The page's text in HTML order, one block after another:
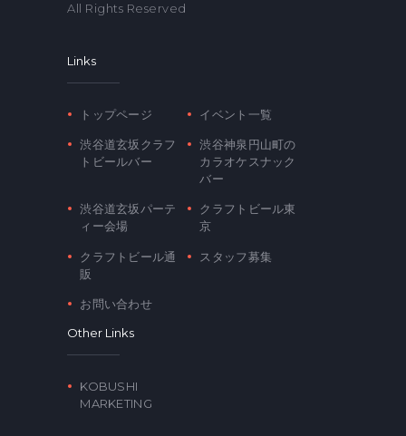
All Rights Reserved
Links
トップページ イベント一覧
渋谷道玄坂クラフ
トビールバー
渋谷神泉円山町の
カラオケスナック
バー
渋谷道玄坂パーテ
ィー会場
クラフトビール東
京
クラフトビール通
販
スタッフ募集
お問い合わせ
Other Links
KOBUSHI
MARKETING